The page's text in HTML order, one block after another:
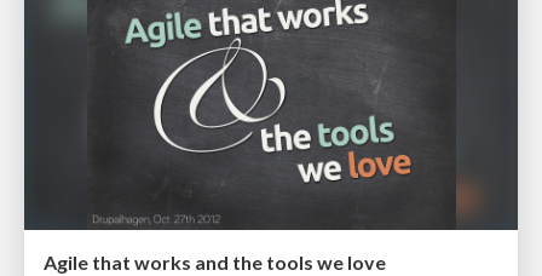
Agile that works and the tools we love